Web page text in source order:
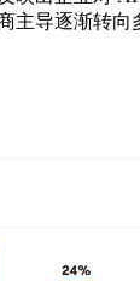
主导逐渐转向